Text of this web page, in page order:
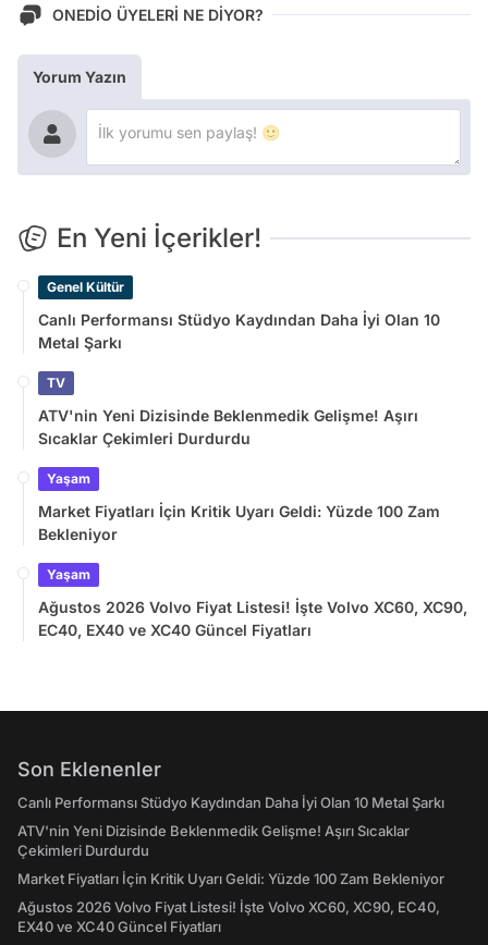
ONEDİO ÜYELERİ NE DİYOR?
Yorum Yazın
En Yeni İçerikler!
Genel Kültür
Canlı Performansı Stüdyo Kaydından Daha İyi Olan 10
Metal Şarkı
TV
ATV'nin Yeni Dizisinde Beklenmedik Gelişme! Aşırı
Sıcaklar Çekimleri Durdurdu
Yaşam
Market Fiyatları İçin Kritik Uyarı Geldi: Yüzde 100 Zam
Bekleniyor
Yaşam
Ağustos 2026 Volvo Fiyat Listesi! İşte Volvo XC60, XC90,
EC40, EX40 ve XC40 Güncel Fiyatları
Son Eklenenler
Canlı Performansı Stüdyo Kaydından Daha İyi Olan 10 Metal Şarkı
ATV'nin Yeni Dizisinde Beklenmedik Gelişme! Aşırı Sıcaklar
Çekimleri Durdurdu
Market Fiyatları İçin Kritik Uyarı Geldi: Yüzde 100 Zam Bekleniyor
Ağustos 2026 Volvo Fiyat Listesi! İşte Volvo XC60, XC90, EC40,
EX40 ve XC40 Güncel Fiyatları